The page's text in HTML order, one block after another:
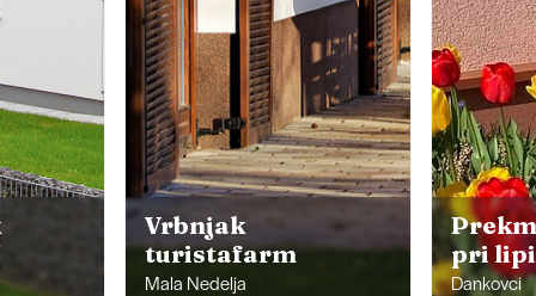
Vrbnjak
turistafarm
Mala Nedelja
pri lipi
Dankovci